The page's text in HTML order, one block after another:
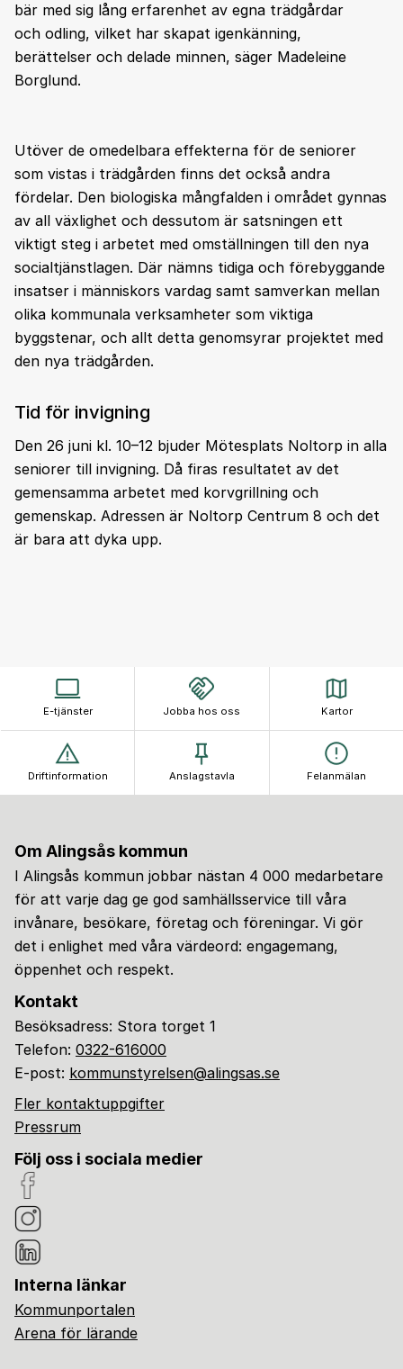
bär med sig lång erfarenhet av egna trädgårdar
och odling, vilket har skapat igenkänning,
berättelser och delade minnen, säger Madeleine
Borglund.
Utöver de omedelbara effekterna för de seniorer
som vistas i trädgården finns det också andra
fördelar. Den biologiska mångfalden i området gynnas
av all växlighet och dessutom är satsningen ett
viktigt steg i arbetet med omställningen till den nya
socialtjänstlagen. Där nämns tidiga och förebyggande
insatser i människors vardag samt samverkan mellan
olika kommunala verksamheter som viktiga
byggstenar, och allt detta genomsyrar projektet med
den nya trädgården.
Tid för invigning
Den 26 juni kl. 10–12 bjuder Mötesplats Noltorp in alla
seniorer till invigning. Då firas resultatet av det
gemensamma arbetet med korvgrillning och
gemenskap. Adressen är Noltorp Centrum 8 och det
är bara att dyka upp.
E-tjänster Jobba hos oss Kartor
Driftinformation Anslagstavla Felanmälan
Om Alingsås kommun
I Alingsås kommun jobbar nästan 4 000 medarbetare
för att varje dag ge god samhällsservice till våra
invånare, besökare, företag och föreningar. Vi gör
det i enlighet med våra värdeord: engagemang,
öppenhet och respekt.
Kontakt
Besöksadress: Stora torget 1
Telefon: 0322-616000
E-post: kommunstyrelsen@alingsas.se
Fler kontaktuppgifter
Pressrum
Följ oss i sociala medier
Interna länkar
Kommunportalen
Arena för lärande